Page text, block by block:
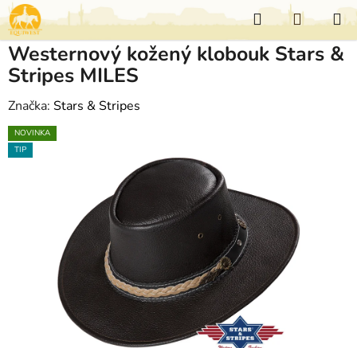
Přejít
na
obsah
Hledat
KOŠÍK
Westernový kožený klobouk Stars &
Stripes MILES
Značka: Stars & Stripes
NOVINKA
TIP